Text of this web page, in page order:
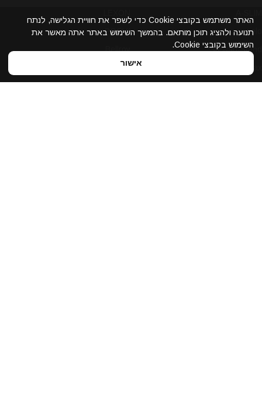
solo
Stewart/Stand
STORM London
POCHI
Bellroy
slimTECH
LOQI
האתר משתמש בקובצי Cookie כדי לשפר את חוויית הגלישה, לנתח
תנועה ולהציג תוכן מותאם. בהמשך השימוש באתר אתה מאשר את
השימוש בקובצי Cookie.
אישור